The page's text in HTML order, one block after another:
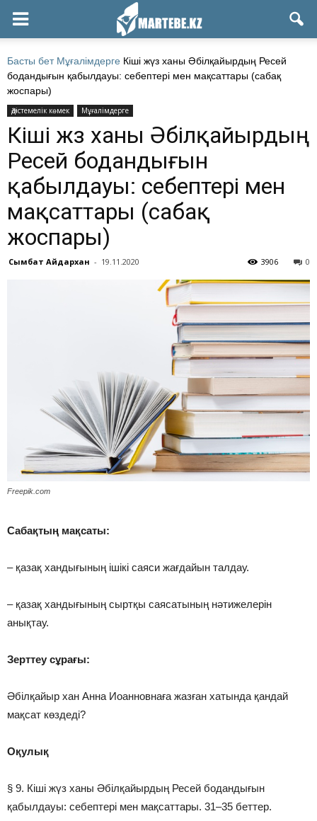
Басты бет Мұғалімдерге Кіші жүз ханы Әбілқайырдың Ресей
бодандығын қабылдауы: себептері мен мақсаттары (сабақ
жоспары)
Әдістемелік көмек Мұғалімдерге
Кіші жүз ханы Әбілқайырдың
Ресей бодандығын
қабылдауы: себептері мен
мақсаттары (сабақ
жоспары)
Сымбат Айдархан - 19.11.2020 0
3906
Freepik.com
Сабақтың мақсаты:
– қазақ хандығының ішікі саяси жағдайын талдау.
– қазақ хандығының сыртқы саясатының нәтижелерін
анықтау.
Зерттеу сұрағы:
Әбілқайыр хан Анна Иоанновнаға жазған хатында қандай
мақсат көздеді?
Оқулық
§ 9. Кіші жүз ханы Әбілқайырдың Ресей бодандығын
қабылдауы: себептері мен мақсаттары. 31–35 беттер.